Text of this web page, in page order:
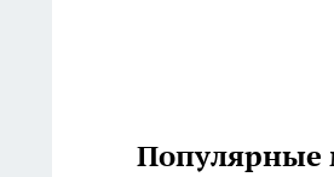
Популярные